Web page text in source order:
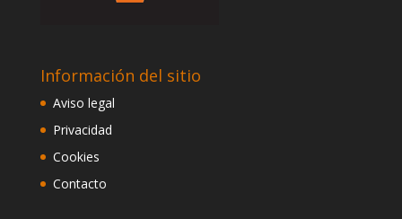
Información del sitio
Aviso legal
Privacidad
Cookies
Contacto